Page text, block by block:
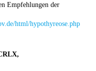
Empfehlungen der
html/hypothyreose.php